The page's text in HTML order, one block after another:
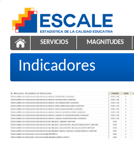
ESCALE - Unidad de
Indicadores educativos
NAVEGACIÓN
SERVICIOS MAGNITUDES
Indicadores